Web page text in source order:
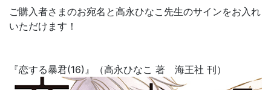
ご購入者さまのお宛名と高永ひなこ先生のサインをお入れ
いただけます！
『恋する暴君(16) 』（高永ひなこ 著 海王社 刊）